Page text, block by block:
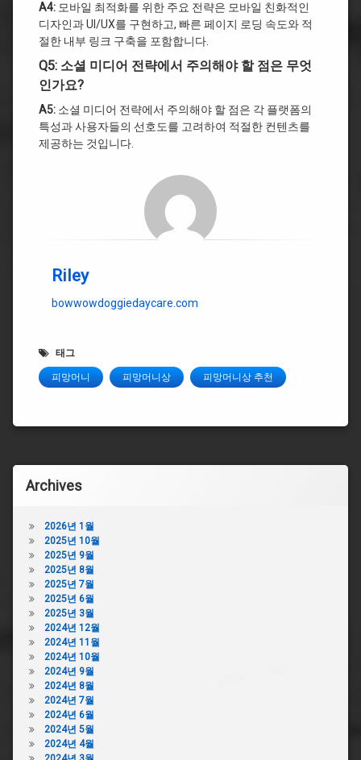
A4: 모바일 최적화를 위한 주요 전략은 모바일 친화적인
디자인과 UI/UX를 구현하고, 빠른 페이지 로딩 속도와 적
절한 내부 링크 구축을 포함합니다.
Q5: 소셜 미디어 전략에서 주의해야 할 점은 무엇
인가요?
A5: 소셜 미디어 전략에서 주의해야 할 점은 각 플랫폼의
특성과 사용자들의 선호도를 고려하여 적절한 컨텐츠를
제공하는 것입니다.
Riley
bowwowdoggiedaycare.com
태그
피망머니 피망머니상 피망머니상 추천
Archives
2026년 1월
2025년 10월
2025년 9월
2025년 8월
2025년 7월
2025년 6월
2025년 3월
2024년 12월
2024년 11월
2024년 10월
2024년 9월
2024년 8월
2024년 7월
2024년 6월
2024년 5월
2024년 4월